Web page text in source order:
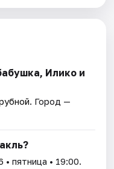
Илико и
. Город —
• пятница • 19:00.